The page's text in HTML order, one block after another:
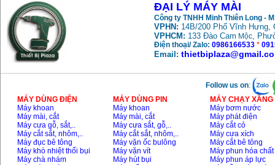
ĐẠI LÝ MÁY MÀI
Công ty TNHH Minh Thiên Long -
VPHN: 14B/200 Phố Vĩnh Hưng,
VPHCM: 133 Đào Cam Mộc,
Điện thoại/ Zalo: 0986166533 *
Email:
Follow us on:
MÁY DÙNG ĐIỆN
Máy khoan
Máy mài, cắt
Máy cưa gỗ, sắt,..
Máy cắt sắt, nhôm,..
Máy đục bê tông
Máy khò nhiệt thổi bụi
Máy chà nhám
MÁY DÙNG PIN
Máy khoan
Máy mài, cắt
Máy cưa sắt, gỗ,..
Máy cắt sắt, nhôm,..
Máy vặn ốc bulông
Máy vặn vít
Máy hút bụi
MÁY CHẠY
Máy bơm nước
Máy phát điện
Máy cắt cỏ
Máy cưa xích
Máy cắt bê tông
Máy phun hóa chất
Máy phun áp lực